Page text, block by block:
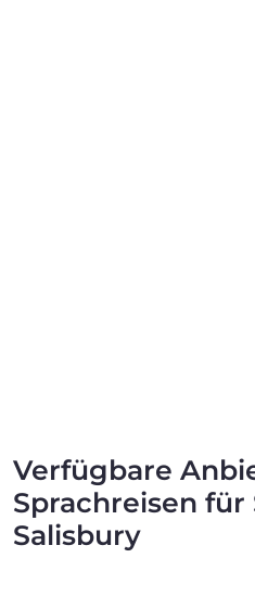
Verfügbare
Sprachreisen für
Salisbury